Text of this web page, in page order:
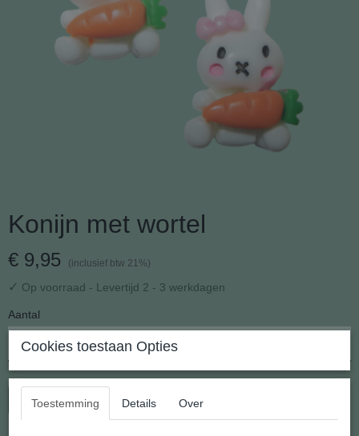
Konijn met wortel
€ 9,95 (inclusief btw 21%)
✓ Op voorraad - Levertijd 2 - 3 werkdagen
Aantal
In winkelwagen
Cookies toestaan Opties
Toestemming Details Over